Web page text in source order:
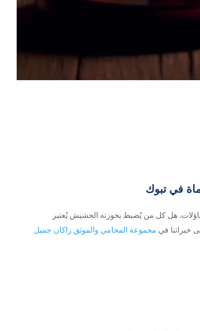
في تبوك
هل كل من يُضبط بحوزته الحشيش يُعتبر
خبراتنا في مجموعة المحامي والموثق راكان جميل